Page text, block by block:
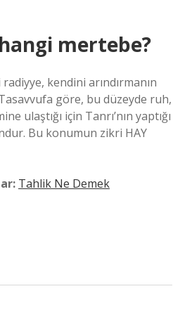
mertebe?
kendini arındırmanın
göre, bu düzeyde ruh,
ulaştığı için Tanrı’nın yaptığı
Bu konumun zikri HAY
Tahlik Ne Demek